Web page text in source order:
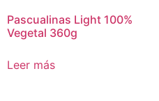
Pascualinas Light 100%
Vegetal 360g
Leer más